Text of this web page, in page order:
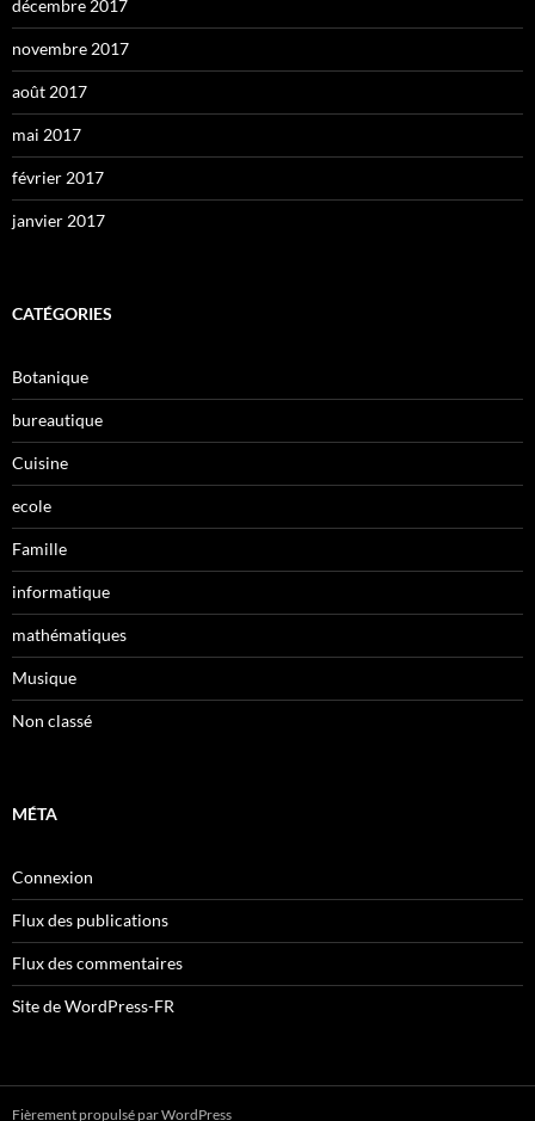
décembre 2017
novembre 2017
août 2017
mai 2017
février 2017
janvier 2017
CATÉGORIES
Botanique
bureautique
Cuisine
ecole
Famille
informatique
mathématiques
Musique
Non classé
MÉTA
Connexion
Flux des publications
Flux des commentaires
Site de WordPress-FR
Fièrement propulsé par WordPress